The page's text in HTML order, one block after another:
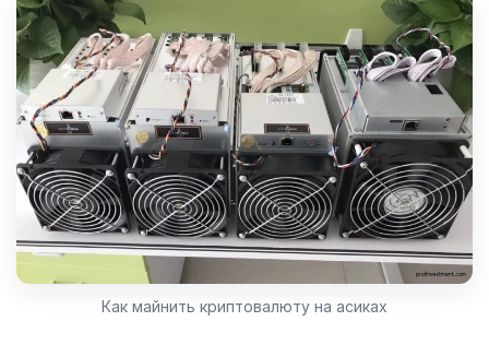
Как майнить криптовалюту на асиках